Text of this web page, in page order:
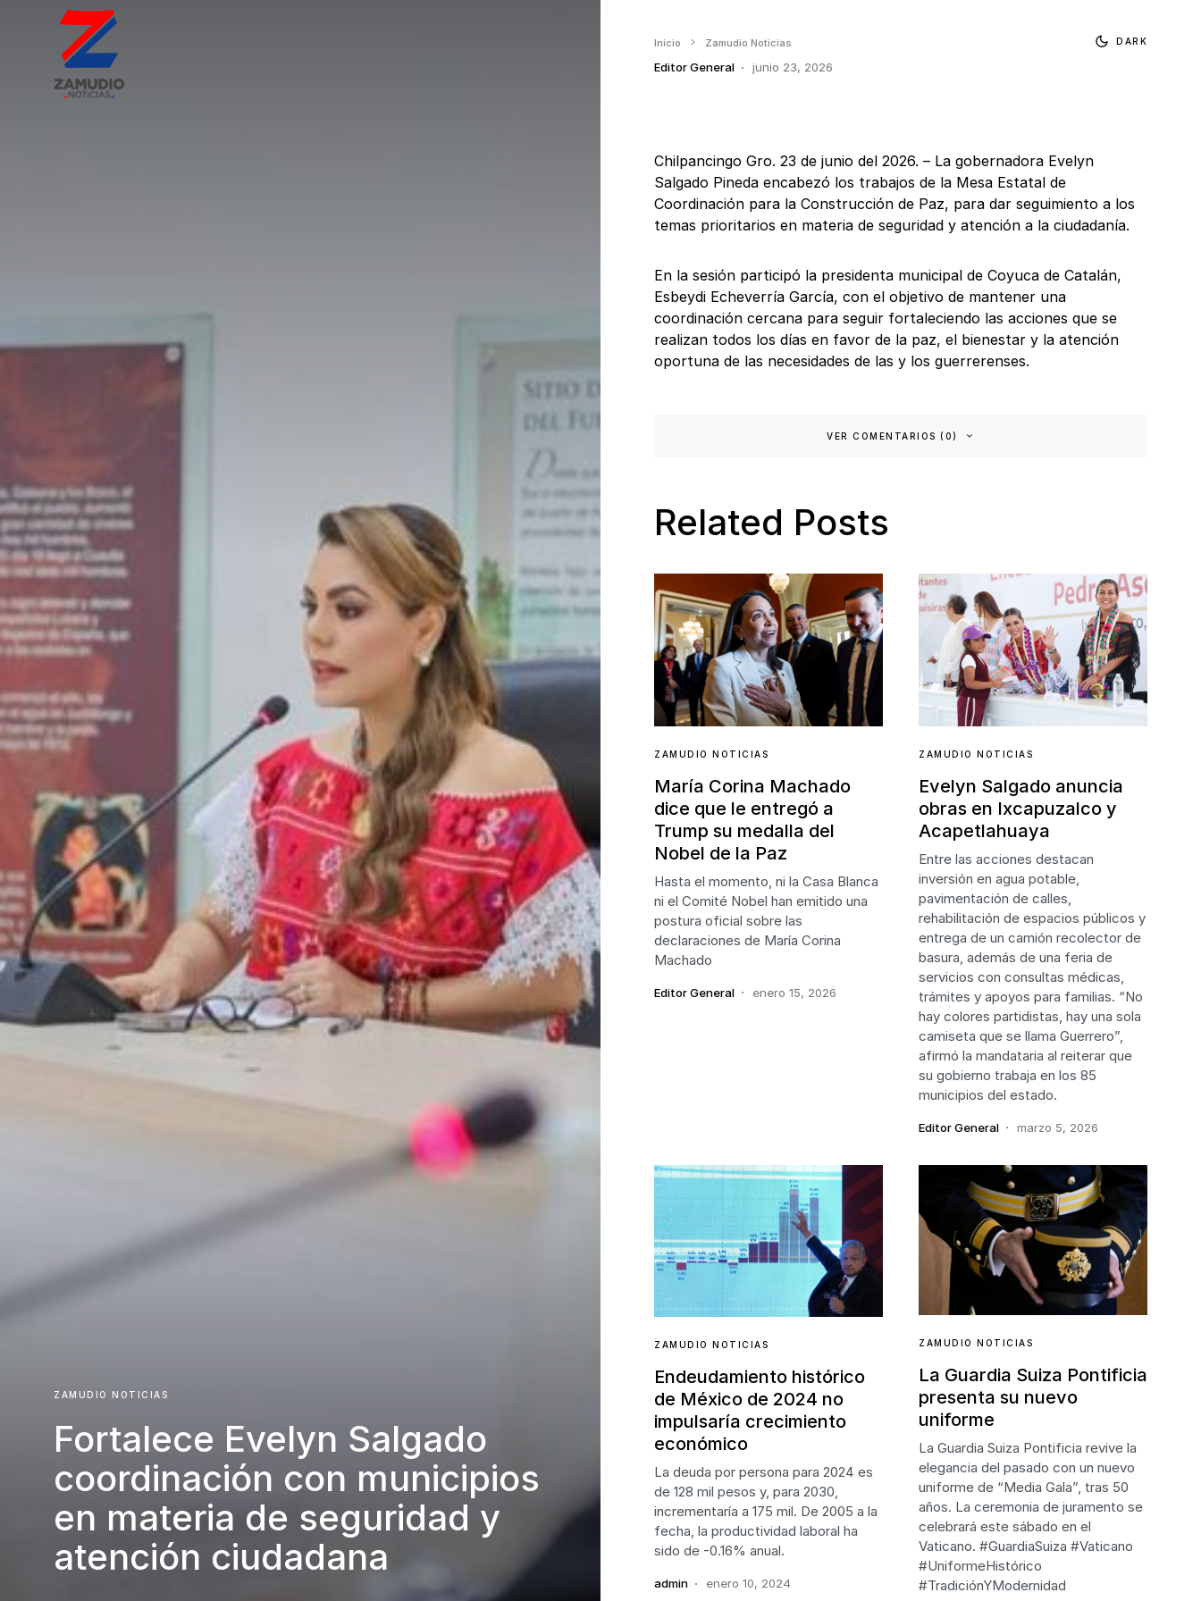
ZAMUDIO NOTICIAS
Fortalece Evelyn Salgado
coordinación con municipios
en materia de seguridad y
atención ciudadana
Inicio Zamudio Noticias
Editor General junio 23, 2026
DARK
Chilpancingo Gro. 23 de junio del 2026. – La gobernadora Evelyn
Salgado Pineda encabezó los trabajos de la Mesa Estatal de
Coordinación para la Construcción de Paz, para dar seguimiento a los
temas prioritarios en materia de seguridad y atención a la ciudadanía.
En la sesión participó la presidenta municipal de Coyuca de Catalán,
Esbeydi Echeverría García, con el objetivo de mantener una
coordinación cercana para seguir fortaleciendo las acciones que se
realizan todos los días en favor de la paz, el bienestar y la atención
oportuna de las necesidades de las y los guerrerenses.
VER COMENTARIOS (0)
Related Posts
ZAMUDIO NOTICIAS
María Corina Machado
dice que le entregó a
Trump su medalla del
Nobel de la Paz
Hasta el momento, ni la Casa Blanca
ni el Comité Nobel han emitido una
postura oficial sobre las
declaraciones de María Corina
Machado
Editor General enero 15, 2026
ZAMUDIO NOTICIAS
Evelyn Salgado anuncia
obras en Ixcapuzalco y
Acapetlahuaya
Entre las acciones destacan
inversión en agua potable,
pavimentación de calles,
rehabilitación de espacios públicos y
entrega de un camión recolector de
basura, además de una feria de
servicios con consultas médicas,
trámites y apoyos para familias. “No
hay colores partidistas, hay una sola
camiseta que se llama Guerrero”,
afirmó la mandataria al reiterar que
su gobierno trabaja en los 85
municipios del estado.
Editor General marzo 5, 2026
ZAMUDIO NOTICIAS
Endeudamiento histórico
de México de 2024 no
impulsaría crecimiento
económico
La deuda por persona para 2024 es
de 128 mil pesos y, para 2030,
incrementaría a 175 mil. De 2005 a la
fecha, la productividad laboral ha
sido de -0.16% anual.
admin enero 10, 2024
ZAMUDIO NOTICIAS
La Guardia Suiza Pontificia
presenta su nuevo
uniforme
La Guardia Suiza Pontificia revive la
elegancia del pasado con un nuevo
uniforme de “Media Gala”, tras 50
años. La ceremonia de juramento se
celebrará este sábado en el
Vaticano. #GuardiaSuiza #Vaticano
#UniformeHistórico
#TradiciónYModernidad